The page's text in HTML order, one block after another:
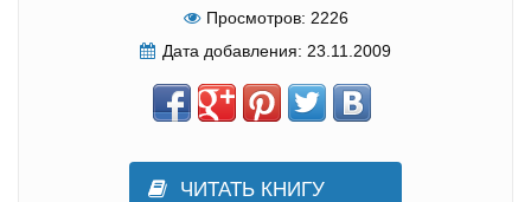
Просмотров: 2226
Дата добавления: 23.11.2009
ЧИТАТЬ КНИГУ